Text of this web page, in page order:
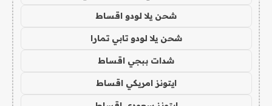
شحن يلا لودو اقساط
شحن يلا لودو تابي تمارا
شدات ببجي اقساط
ايتونز امريكي اقساط